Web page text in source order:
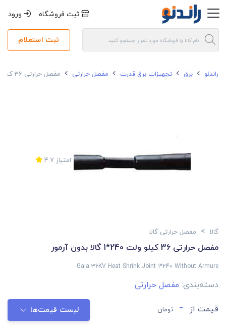
ثبت فروشگاه ورود
ثبت استعلام
راندنو برق تجهیزات برق قدرت مفصل حرارتی مفصل حرارتی 36 کیلو ولت 240*1 گالا بدون آرمور
امتیاز 4.7
گالا > مفصل حرارتی گالا
مفصل حرارتی 36 کیلو ولت 240*1 گالا بدون آرمور
Gala 36KV Heat Shrink Joint 1*240 Without Armure
دسته‌بندی: مفصل حرارتی
قیمت از - تومان لیست قیمت‌ها